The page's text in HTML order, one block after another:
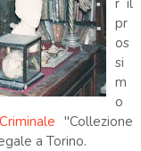
pr
os
si
m
o
"Collezione
a Torino.